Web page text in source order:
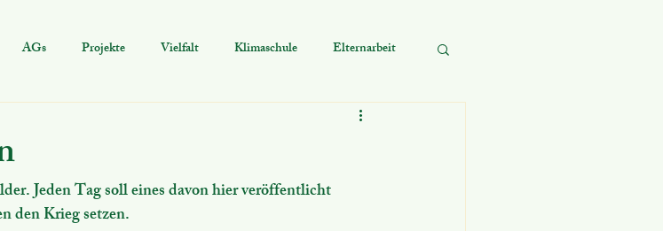
AGs Projekte Vielfalt Klimaschule Elternarbeit
Jeden Tag soll eines davon hier veröffentlicht
den Krieg setzen.